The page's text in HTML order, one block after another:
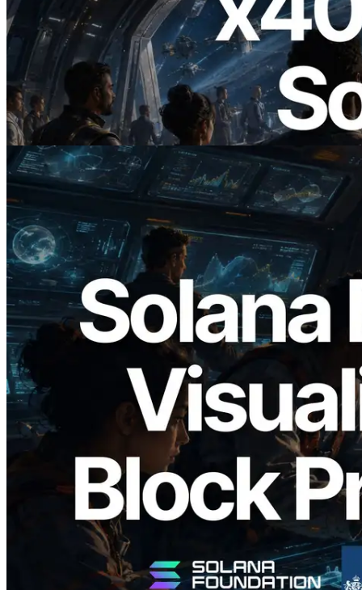
2026.07.04
ERPC 发布支持 x402 支付的 Solana RPC
— AI Agent 按需为 API 付费的时代开启
阅读此文章
2026.05.24
Validators Solutions 发布 Solana Block
Analyzer — 以 slot 为单位可视化区块生
成时间与对应验证者